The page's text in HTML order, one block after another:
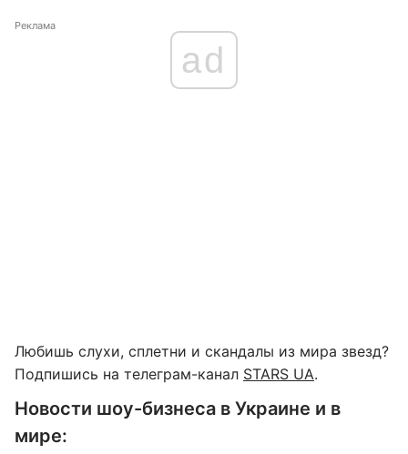
Реклама
ad
Любишь слухи, сплетни и скандалы из мира звезд?
Подпишись на телеграм-канал STARS UA.
Новости шоу-бизнеса в Украине и в
мире: